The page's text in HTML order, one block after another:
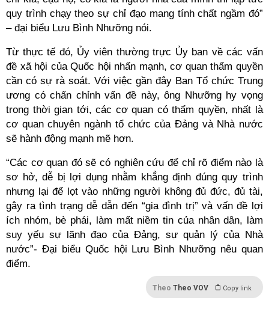
quy trình chạy theo sự chỉ đạo mang tính chất ngầm đó”
– đại biểu Lưu Bình Nhưỡng nói.
Từ thực tế đó, Ủy viên thường trực Ủy ban về các vấn
đề xã hội của Quốc hội nhấn mạnh, cơ quan thẩm quyền
cần có sự rà soát. Với việc gần đây Ban Tổ chức Trung
ương có chấn chỉnh vấn đề này, ông Nhưỡng hy vọng
trong thời gian tới, các cơ quan có thẩm quyền, nhất là
cơ quan chuyên ngành tổ chức của Đảng và Nhà nước
sẽ hành động mạnh mẽ hơn.
“Các cơ quan đó sẽ có nghiên cứu để chỉ rõ điểm nào là
sơ hở, dễ bị lợi dụng nhằm khẳng định đúng quy trình
nhưng lại để lọt vào những người không đủ đức, đủ tài,
gây ra tình trạng dễ dẫn đến “gia đình trị” và vấn đề lợi
ích nhóm, bè phái, làm mất niềm tin của nhân dân, làm
suy yếu sự lãnh đạo của Đảng, sự quản lý của Nhà
nước”- Đại biểu Quốc hội Lưu Bình Nhưỡng nêu quan
điểm.
Theo Theo VOV Copy link